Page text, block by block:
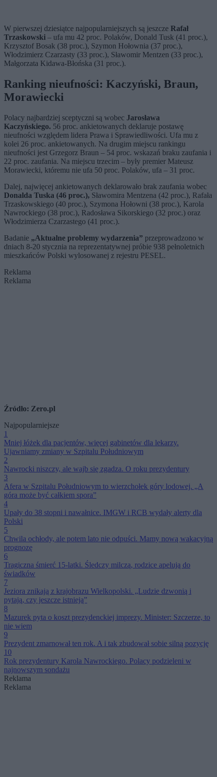
W pierwszej dziesiątce najpopularniejszych są jeszcze Rafał
Trzaskowski – ufa mu 42 proc. Polaków, Donald Tusk (41 proc.),
Krzysztof Bosak (38 proc.), Szymon Hołownia (37 proc.),
Włodzimierz Czarzasty (33 proc.), Sławomir Mentzen (33 proc.),
Małgorzata Kidawa-Błońska (31 proc.).
Ranking nieufności: Kaczyński, Braun,
Morawiecki
Polacy najbardziej sceptyczni są wobec Jarosława
Kaczyńskiego. 56 proc. ankietowanych deklaruje postawę
nieufności względem lidera Prawa i Sprawiedliwości. Ufa mu z
kolei 26 proc. ankietowanych. Na drugim miejscu rankingu
nieufności jest Grzegorz Braun – 54 proc. wskazań braku zaufania i
22 proc. zaufania. Na miejscu trzecim – były premier Mateusz
Morawiecki, któremu nie ufa 50 proc. Polaków, ufa – 31 proc.
Dalej, najwięcej ankietowanych deklarowało brak zaufania wobec
Donalda Tuska (46 proc.), Sławomira Mentzena (42 proc.), Rafała
Trzaskowskiego (40 proc.), Szymona Hołowni (38 proc.), Karola
Nawrockiego (38 proc.), Radosława Sikorskiego (32 proc.) oraz
Włodzimierza Czarzastego (41 proc.).
Badanie „Aktualne problemy wydarzenia” przeprowadzono w
dniach 8-20 stycznia na reprezentatywnej próbie 938 pełnoletnich
mieszkańców Polski wylosowanej z rejestru PESEL.
Reklama
Reklama
Źródło: Zero.pl
Najpopularniejsze
1
Mniej łóżek dla pacjentów, więcej gabinetów dla lekarzy.
Ujawniamy zmiany w Szpitalu Południowym
2
Nawrocki niszczy, ale wajb się zgadza. O roku prezydentury
3
Afera w Szpitalu Południowym to wierzchołek góry lodowej. „A
góra może być całkiem spora”
4
Upały do 38 stopni i nawałnice. IMGW i RCB wydały alerty dla
Polski
5
Chwila ochłody, ale potem lato nie odpuści. Mamy nową wakacyjną
prognozę
6
Tragiczna śmierć 15-latki. Śledczy milczą, rodzice apelują do
świadków
7
Jeziora znikają z krajobrazu Wielkopolski. „Ludzie dzwonią i
pytają, czy jeszcze istnieją”
8
Mazurek pyta o koszt prezydenckiej imprezy. Minister: Szczerze, to
nie wiem
9
Prezydent zmarnował ten rok. A i tak zbudował sobie silną pozycję
10
Rok prezydentury Karola Nawrockiego. Polacy podzieleni w
najnowszym sondażu
Reklama
Reklama